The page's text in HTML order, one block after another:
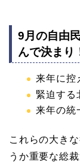
9月の自由
んで決まり
来年に控
緊迫する
来年の統
これらの大き
うか重要な総